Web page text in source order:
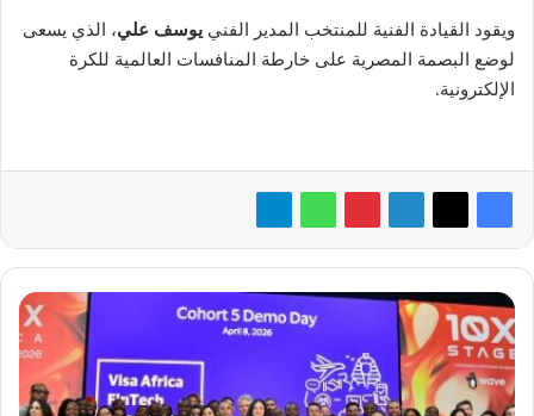
ويقود القيادة الفنية للمنتخب المدير الفني يوسف علي، الذي يسعى
لوضع البصمة المصرية على خارطة المنافسات العالمية للكرة
الإلكترونية.
Visa
تفتح
باب
التقديم
للدفعة